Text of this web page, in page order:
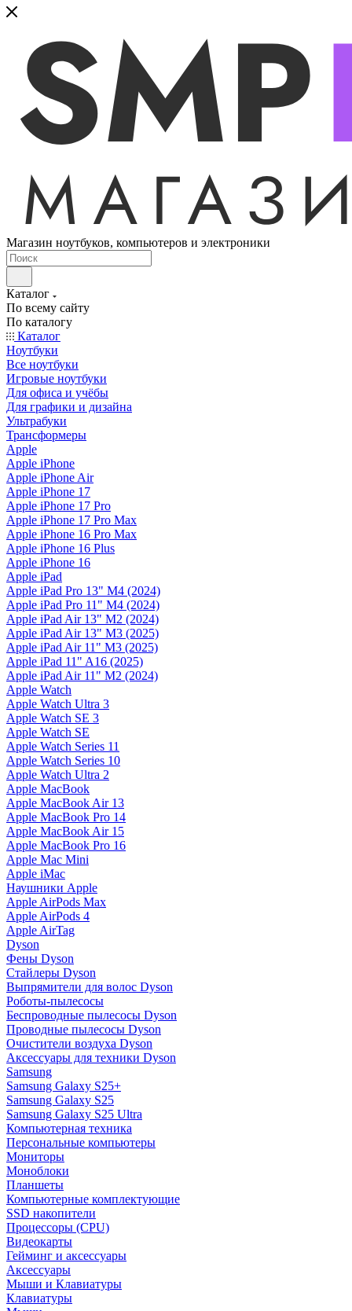
Магазин ноутбуков, компьютеров и электроники
Каталог
По всему сайту
По каталогу
Каталог
Ноутбуки
Все ноутбуки
Игровые ноутбуки
Для офиса и учёбы
Для графики и дизайна
Ультрабуки
Трансформеры
Apple
Apple iPhone
Apple iPhone Air
Apple iPhone 17
Apple iPhone 17 Pro
Apple iPhone 17 Pro Max
Apple iPhone 16 Pro Max
Apple iPhone 16 Plus
Apple iPhone 16
Apple iPad
Apple iPad Pro 13" M4 (2024)
Apple iPad Pro 11" M4 (2024)
Apple iPad Air 13" M2 (2024)
Apple iPad Air 13" M3 (2025)
Apple iPad Air 11" M3 (2025)
Apple iPad 11" A16 (2025)
Apple iPad Air 11" M2 (2024)
Apple Watch
Apple Watch Ultra 3
Apple Watch SE 3
Apple Watch SE
Apple Watch Series 11
Apple Watch Series 10
Apple Watch Ultra 2
Apple MacBook
Apple MacBook Air 13
Apple MacBook Pro 14
Apple MacBook Air 15
Apple MacBook Pro 16
Apple Mac Mini
Apple iMac
Наушники Apple
Apple AirPods Max
Apple AirPods 4
Apple AirTag
Dyson
Фены Dyson
Стайлеры Dyson
Выпрямители для волос Dyson
Роботы-пылесосы
Беспроводные пылесосы Dyson
Проводные пылесосы Dyson
Очистители воздуха Dyson
Аксессуары для техники Dyson
Samsung
Samsung Galaxy S25+
Samsung Galaxy S25
Samsung Galaxy S25 Ultra
Компьютерная техника
Персональные компьютеры
Мониторы
Моноблоки
Планшеты
Компьютерные комплектующие
SSD накопители
Процессоры (CPU)
Видеокарты
Гейминг и аксессуары
Аксессуары
Мыши и Клавиатуры
Клавиатуры